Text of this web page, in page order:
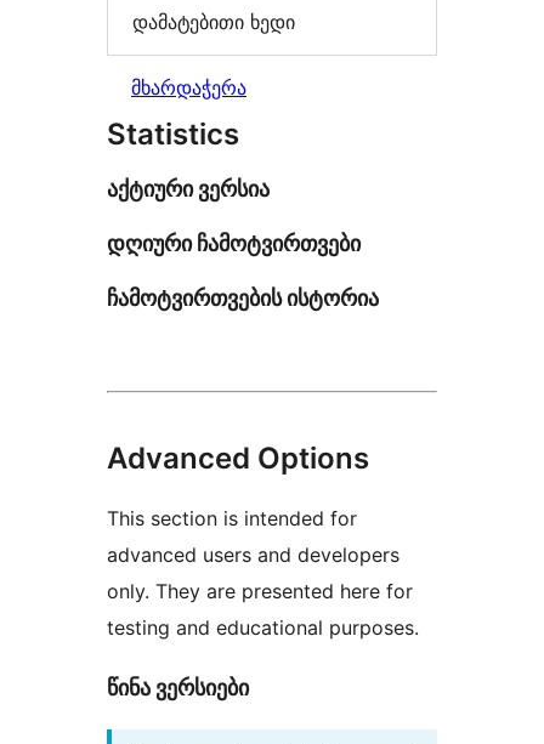
დამატებითი ხედი
მხარდაჭერა
Statistics
აქტიური ვერსია
დღიური ჩამოტვირთვები
ჩამოტვირთვების ისტორია
Advanced Options
This section is intended for
advanced users and developers
only. They are presented here for
testing and educational purposes.
წინა ვერსიები